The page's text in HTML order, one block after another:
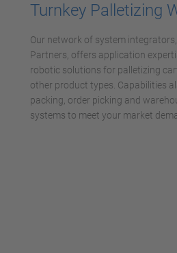
Akzeptieren
powered by
Management
Turnkey Palletizing
Our network of system
Partners, offers application
robotic solutions for palletizing
other product types. Capabilities
packing, order picking and
systems to meet your market